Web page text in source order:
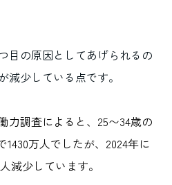
目の原因としてあげられるの
減少している点です。
力調査によると、25〜34歳の
1430万人でしたが、2024年に
減少しています。